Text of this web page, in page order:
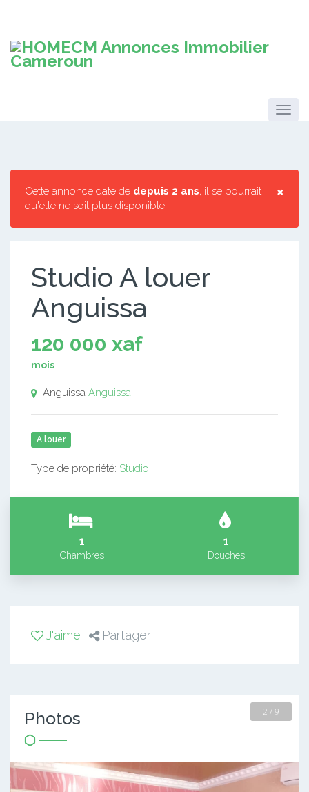
×
Cette annonce date de depuis 2 ans, il se pourrait
qu'elle ne soit plus disponible.
Studio A louer
Anguissa
120 000 xaf
mois
Anguissa Anguissa
A louer
Type de propriété: Studio
1
Chambres
1
Douches
J'aime Partager
Photos 2 / 9